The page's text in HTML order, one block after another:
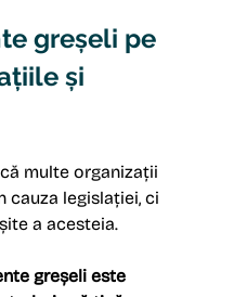
greșeli pe
și
multe organizații
legislației, ci
a acesteia.
greșeli este